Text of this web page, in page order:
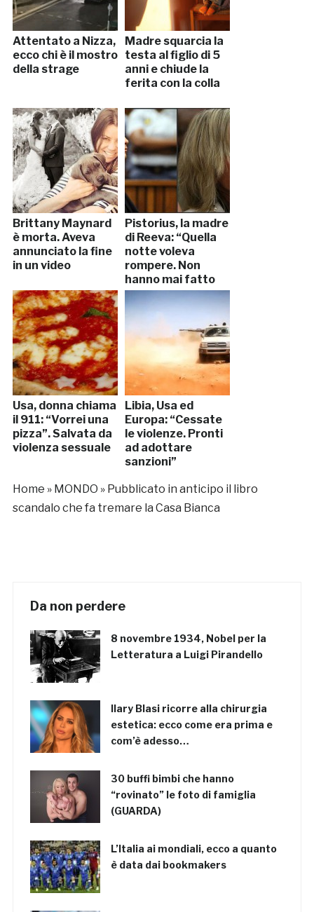
Attentato a Nizza,
ecco chi è il mostro
della strage
Madre squarcia la
testa al figlio di 5
anni e chiude la
ferita con la colla
Brittany Maynard
è morta. Aveva
annunciato la fine
in un video
Pistorius, la madre
di Reeva: “Quella
notte voleva
rompere. Non
hanno mai fatto
sesso”
Usa, donna chiama
il 911: “Vorrei una
pizza”. Salvata da
violenza sessuale
Libia, Usa ed
Europa: “Cessate
le violenze. Pronti
ad adottare
sanzioni”
Home » MONDO » Pubblicato in anticipo il libro
scandalo che fa tremare la Casa Bianca
Da non perdere
8 novembre 1934, Nobel per la
Letteratura a Luigi Pirandello
Ilary Blasi ricorre alla chirurgia
estetica: ecco come era prima e
com’è adesso…
30 buffi bimbi che hanno
“rovinato” le foto di famiglia
(GUARDA)
L’Italia ai mondiali, ecco a quanto
è data dai bookmakers